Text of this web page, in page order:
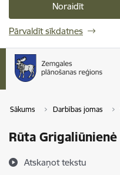
Noraidīt
Pārvaldīt sīkdatnes
Sākums Darbības jomas
Rūta Grigaliūnienė
Atskaņot tekstu